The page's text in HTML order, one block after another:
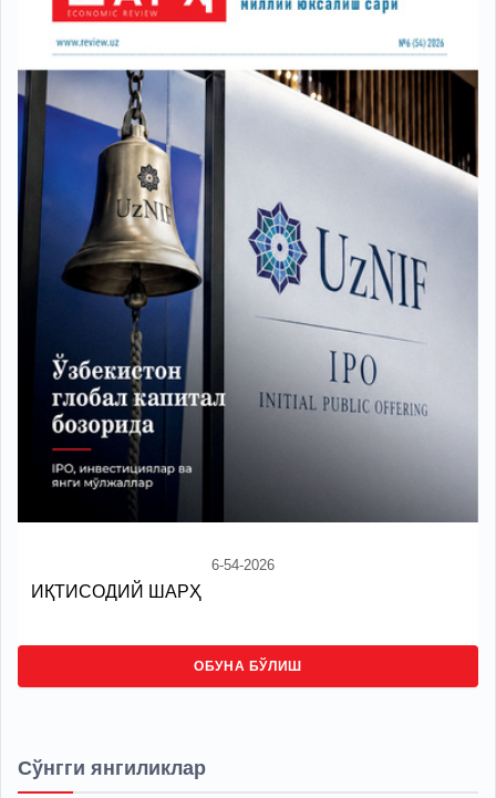
6-54-2026
ИҚТИСОДИЙ ШАРҲ
ОБУНА БЎЛИШ
Сўнгги янгиликлар